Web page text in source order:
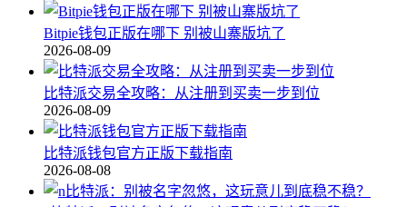
Bitpie钱包正版在哪下 别被山寨版坑了
2026-08-09
比特派交易全攻略：从注册到买卖一步到位
2026-08-09
比特派钱包官方正版下载指南
2026-08-08